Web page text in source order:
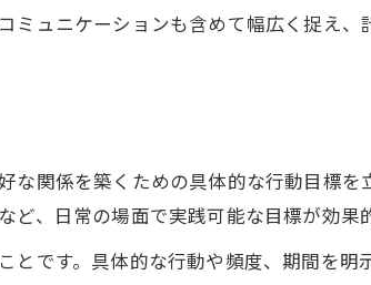
ミュニケーションも含めて幅広く捉え
関係を築くための具体的な行動目標
、日常の場面で実践可能な目標が効果
です。具体的な行動や頻度、期間を